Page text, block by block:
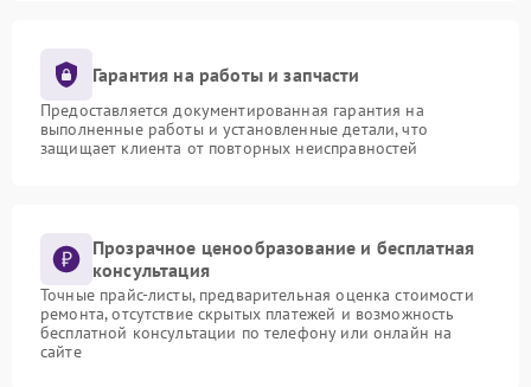
Гарантия на работы и запчасти
Предоставляется документированная гарантия на
выполненные работы и установленные детали, что
защищает клиента от повторных неисправностей
Прозрачное ценообразование и бесплатная
консультация
Точные прайс-листы, предварительная оценка стоимости
ремонта, отсутствие скрытых платежей и возможность
бесплатной консультации по телефону или онлайн на
сайте